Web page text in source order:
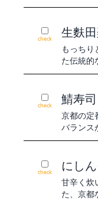
check 生麩
もっちり
た伝統的
check 鯖寿司
京都の定
バランス
check にし
甘辛く炊
た、京都